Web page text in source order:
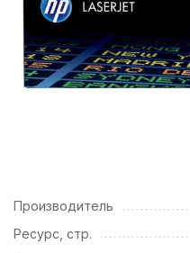
Производитель
Ресурс, стр.